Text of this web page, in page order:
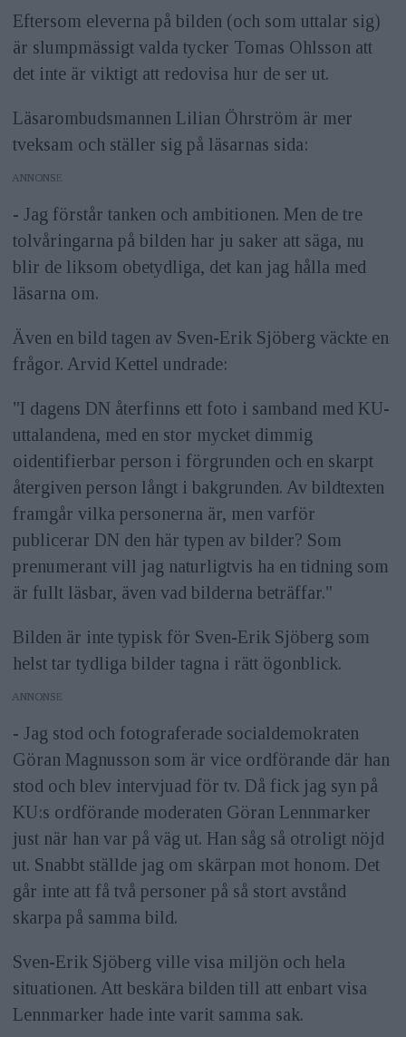
Eftersom eleverna på bilden (och som uttalar sig)
är slumpmässigt valda tycker Tomas Ohlsson att
det inte är viktigt att redovisa hur de ser ut.
Läsarombudsmannen Lilian Öhrström är mer
tveksam och ställer sig på läsarnas sida:
ANNONS
- Jag förstår tanken och ambitionen. Men de tre
tolvåringarna på bilden har ju saker att säga, nu
blir de liksom obetydliga, det kan jag hålla med
läsarna om.
Även en bild tagen av Sven-Erik Sjöberg väckte en
frågor. Arvid Kettel undrade:
"I dagens DN återfinns ett foto i samband med KU-
uttalandena, med en stor mycket dimmig
oidentifierbar person i förgrunden och en skarpt
återgiven person långt i bakgrunden. Av bildtexten
framgår vilka personerna är, men varför
publicerar DN den här typen av bilder? Som
prenumerant vill jag naturligtvis ha en tidning som
är fullt läsbar, även vad bilderna beträffar."
Bilden är inte typisk för Sven-Erik Sjöberg som
helst tar tydliga bilder tagna i rätt ögonblick.
ANNONS
- Jag stod och fotograferade socialdemokraten
Göran Magnusson som är vice ordförande där han
stod och blev intervjuad för tv. Då fick jag syn på
KU:s ordförande moderaten Göran Lennmarker
just när han var på väg ut. Han såg så otroligt nöjd
ut. Snabbt ställde jag om skärpan mot honom. Det
går inte att få två personer på så stort avstånd
skarpa på samma bild.
Sven-Erik Sjöberg ville visa miljön och hela
situationen. Att beskära bilden till att enbart visa
Lennmarker hade inte varit samma sak.